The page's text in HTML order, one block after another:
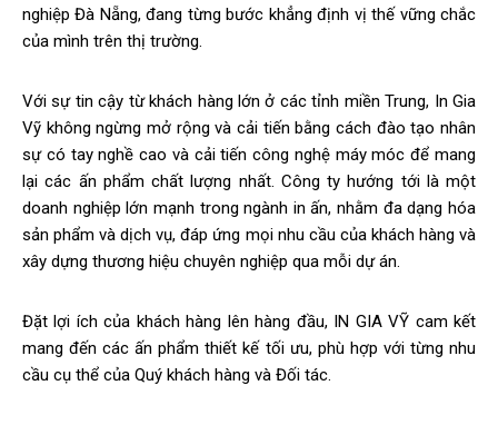
nghiệp Đà Nẵng, đang từng bước khẳng định vị thế vững chắc
của mình trên thị trường.
Với sự tin cậy từ khách hàng lớn ở các tỉnh miền Trung, In Gia
Vỹ không ngừng mở rộng và cải tiến bằng cách đào tạo nhân
sự có tay nghề cao và cải tiến công nghệ máy móc để mang
lại các ấn phẩm chất lượng nhất. Công ty hướng tới là một
doanh nghiệp lớn mạnh trong ngành in ấn, nhằm đa dạng hóa
sản phẩm và dịch vụ, đáp ứng mọi nhu cầu của khách hàng và
xây dựng thương hiệu chuyên nghiệp qua mỗi dự án.
Đặt lợi ích của khách hàng lên hàng đầu, IN GIA VỸ cam kết
mang đến các ấn phẩm thiết kế tối ưu, phù hợp với từng nhu
cầu cụ thể của Quý khách hàng và Đối tác.